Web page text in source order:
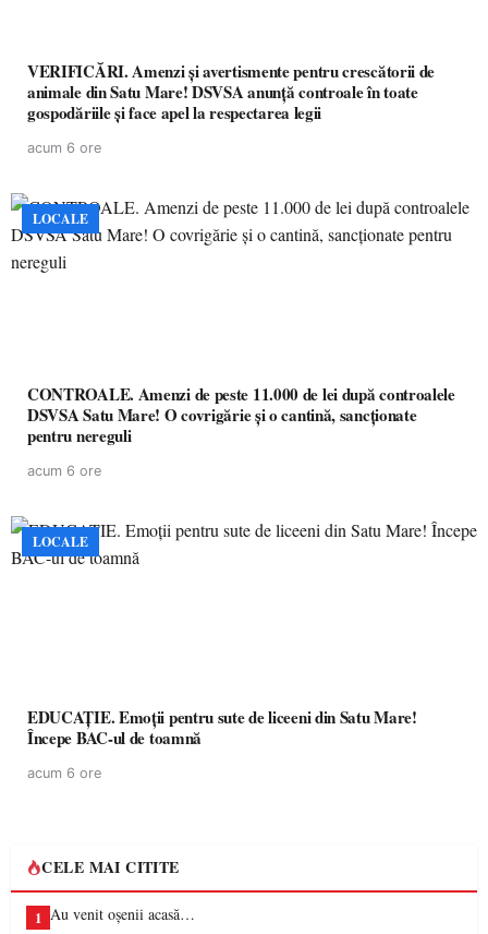
VERIFICĂRI. Amenzi și avertismente pentru crescătorii de
animale din Satu Mare! DSVSA anunță controale în toate
gospodăriile și face apel la respectarea legii
acum 6 ore
LOCALE
CONTROALE. Amenzi de peste 11.000 de lei după controalele
DSVSA Satu Mare! O covrigărie și o cantină, sancționate
pentru nereguli
acum 6 ore
LOCALE
EDUCAȚIE. Emoții pentru sute de liceeni din Satu Mare!
Începe BAC-ul de toamnă
acum 6 ore
CELE MAI CITITE
1 Au venit oșenii acasă…